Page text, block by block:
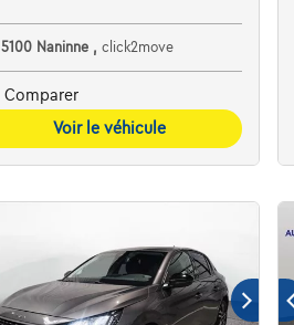
5100 Naninne , click2move
Comparer
Voir le véhicule